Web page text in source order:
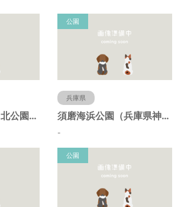
ポートアイランド北公園（兵庫県神戸市）
公園
兵庫県
須磨海浜公園（兵庫県神戸市）
-
公園